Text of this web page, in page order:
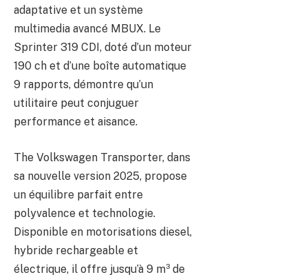
adaptative et un système
multimedia avancé MBUX. Le
Sprinter 319 CDI, doté d’un moteur
190 ch et d’une boîte automatique
9 rapports, démontre qu’un
utilitaire peut conjuguer
performance et aisance.
The Volkswagen Transporter, dans
sa nouvelle version 2025, propose
un équilibre parfait entre
polyvalence et technologie.
Disponible en motorisations diesel,
hybride rechargeable et
électrique, il offre jusqu’à 9 m³ de